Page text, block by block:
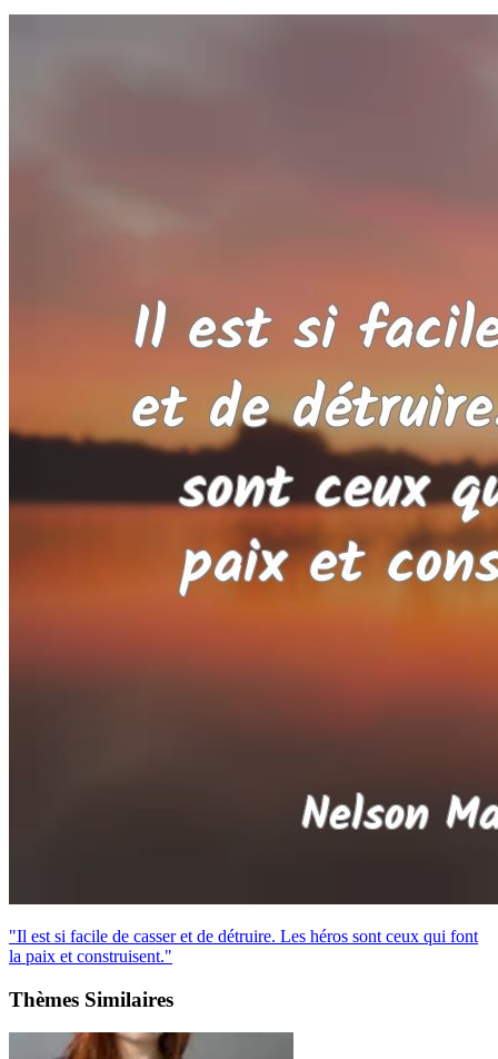
"Il est si facile de casser et de détruire. Les héros sont ceux qui font
la paix et construisent."
Thèmes Similaires